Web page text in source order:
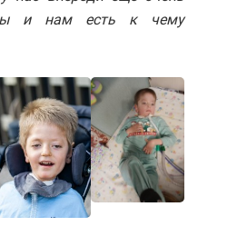
и нам есть к чему